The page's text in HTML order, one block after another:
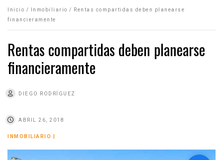
Inicio / Inmobiliario /
Rentas compartidas deben planearse
financieramente
Rentas compartidas deben planearse
financieramente
DIEGO RODRÍGUEZ
ABRIL 26, 2018
INMOBILIARIO